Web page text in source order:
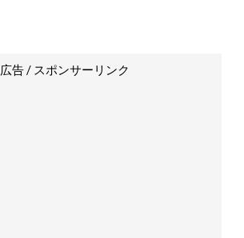
広告 / スポンサーリンク